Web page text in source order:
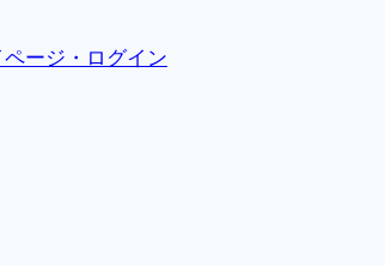
ページ・ログイン